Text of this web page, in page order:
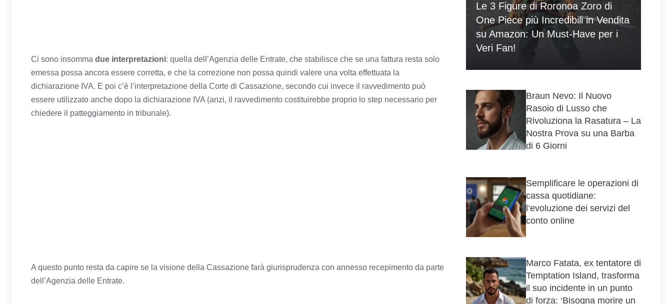
Ci sono insomma due interpretazioni: quella dell’Agenzia delle Entrate, che stabilisce che se una fattura resta solo
emessa possa ancora essere corretta, e che la correzione non possa quindi valere una volta effettuata la
dichiarazione IVA. E poi c’è l’interpretazione della Corte di Cassazione, secondo cui invece il ravvedimento può
essere utilizzato anche dopo la dichiarazione IVA (anzi, il ravvedimento costituirebbe proprio lo step necessario per
chiedere il patteggiamento in tribunale).
A questo punto resta da capire se la visione della Cassazione farà giurisprudenza con annesso recepimento da parte
dell’Agenzia delle Entrate.
Le 3 Figure di Roronoa Zoro di
One Piece più Incredibili in Vendita
su Amazon: Un Must-Have per i
Veri Fan!
Braun Nevo: Il Nuovo
Rasoio di Lusso che
Rivoluziona la Rasatura – La
Nostra Prova su una Barba
di 6 Giorni
Semplificare le operazioni di
cassa quotidiane:
l’evoluzione dei servizi del
conto online
Marco Fatata, ex tentatore di
Temptation Island, trasforma
il suo incidente in un punto
di forza: ‘Bisogna morire un